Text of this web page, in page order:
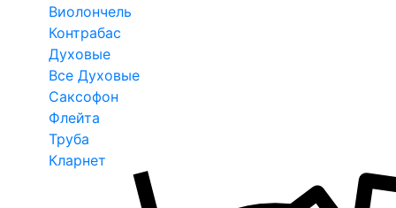
Виолончель
Контрабас
Духовые
Все Духовые
Саксофон
Флейта
Труба
Кларнет